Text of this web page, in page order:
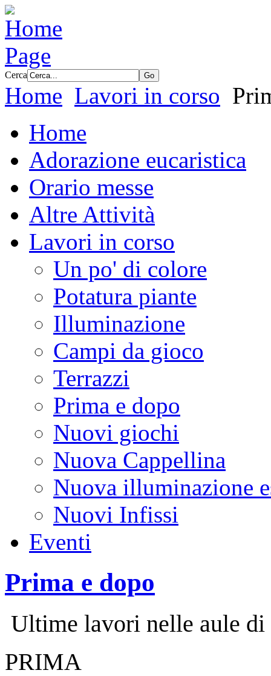
Cerca
Home Lavori in corso
Home
Adorazione eucaristica
Orario messe
Altre Attività
Lavori in corso
Un po' di colore
Potatura piante
Illuminazione
Campi da gioco
Terrazzi
Prima e dopo
Nuovi giochi
Nuova Cappellina
Nuova illuminazione
Nuovi Infissi
Eventi
Prima e dopo
Ultime lavori nelle aule di